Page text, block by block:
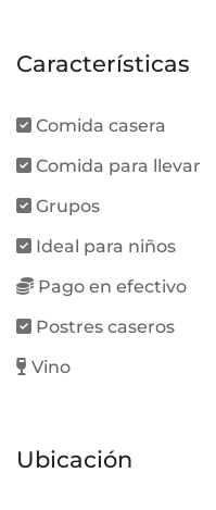
Características
Comida casera
Comida para llevar
Grupos
Ideal para niños
Pago en efectivo
Postres caseros
Vino
Ubicación